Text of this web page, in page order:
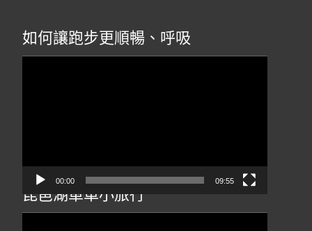
如何讓跑步更順暢、呼吸
00:00 09:55
琵琶湖單車小旅行